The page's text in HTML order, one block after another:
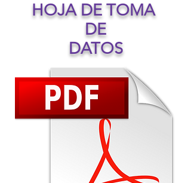
HOJA DE TOMA
DE
DATOS